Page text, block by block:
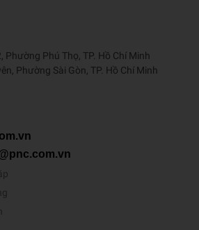
Phú Thọ, TP. Hồ Chí Minh
Phường Sài Gòn, TP. Hồ Chí Minh